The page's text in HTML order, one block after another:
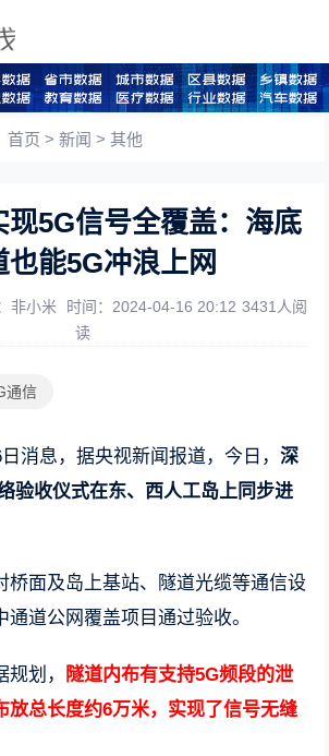
首页 >新闻 >其他
现5G信号全覆盖：海底
也能5G冲浪上网
非小米 时间：2024-04-16 20:12 3431人阅
读
通信
消息，据央视新闻报道，今日，深
验收仪式在东、西人工岛上同步进
桥面及岛上基站、隧道光缆等通信设
道公网覆盖项目通过验收。
划，
隧道内布有支持5G频段的泄
放总长度约6万米，实现了信号无缝